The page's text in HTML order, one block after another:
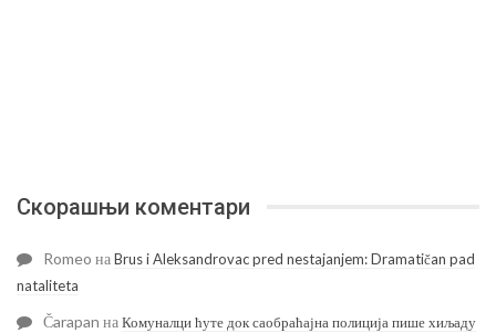
Скорашњи коментари
Romeo наBrus i Aleksandrovac pred nestajanjem: Dramatičan pad
nataliteta
Čarapan наКомуналци ћуте док саобраћајна полиција пише хиљаду